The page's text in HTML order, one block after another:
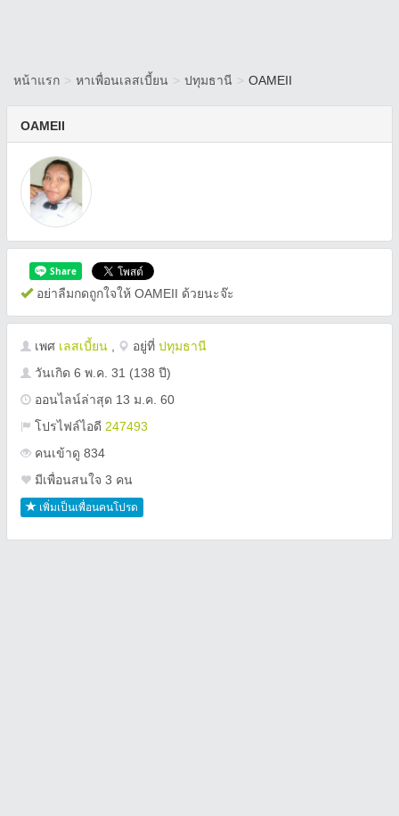
หน้าแรก > หาเพื่อนเลสเบี้ยน > ปทุมธานี > OAMEII
OAMEII
อย่าลืมกดถูกใจให้ OAMEII ด้วยนะจ๊ะ
เพศ เลสเบี้ยน อยู่ที่ ปทุมธานี
วันเกิด 6 พ.ค. 31 (138 ปี)
ออนไลน์ล่าสุด 13 ม.ค. 60
โปรไฟล์ไอดี 247493
คนเข้าดู 834
มีเพื่อนสนใจ 3 คน
เพิ่มเป็นเพื่อนคนโปรด